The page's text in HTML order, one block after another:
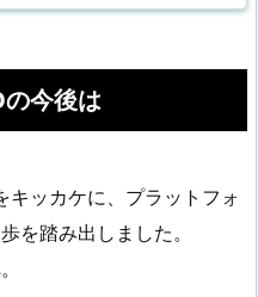
今後は
キッカケに、プラットフォ
を踏み出しました。